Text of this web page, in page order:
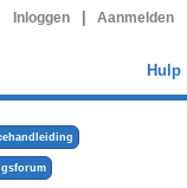
Inloggen Aanmelden
Hulp